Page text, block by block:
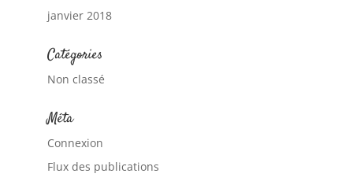
janvier 2018
Catégories
Non classé
Méta
Connexion
Flux des publications